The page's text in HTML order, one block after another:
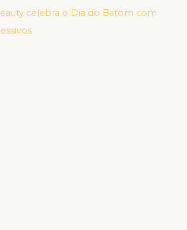
celebra o Dia do Batom com